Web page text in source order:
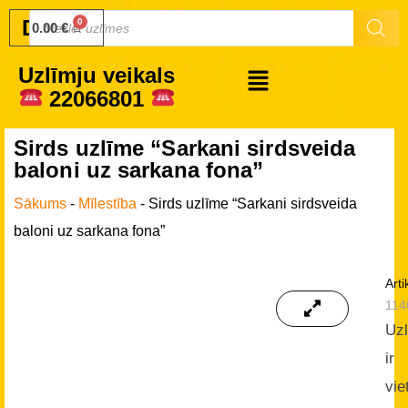
Druku.lv
0.00€
Uzlīmju veikals
22066801
Sirds uzlīme “Sarkani sirdsveida
baloni uz sarkana fona”
Sākums - Mīlestība - Sirds uzlīme “Sarkani sirdsveida
baloni uz sarkana fona”
ir